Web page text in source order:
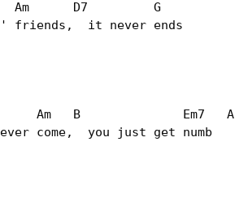
D7         G
friends,  it never ends
Am   B              Em7   A
come,  you just get numb